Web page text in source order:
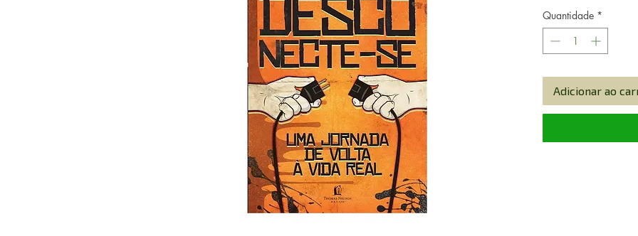
Quantidade *
Adicionar ao